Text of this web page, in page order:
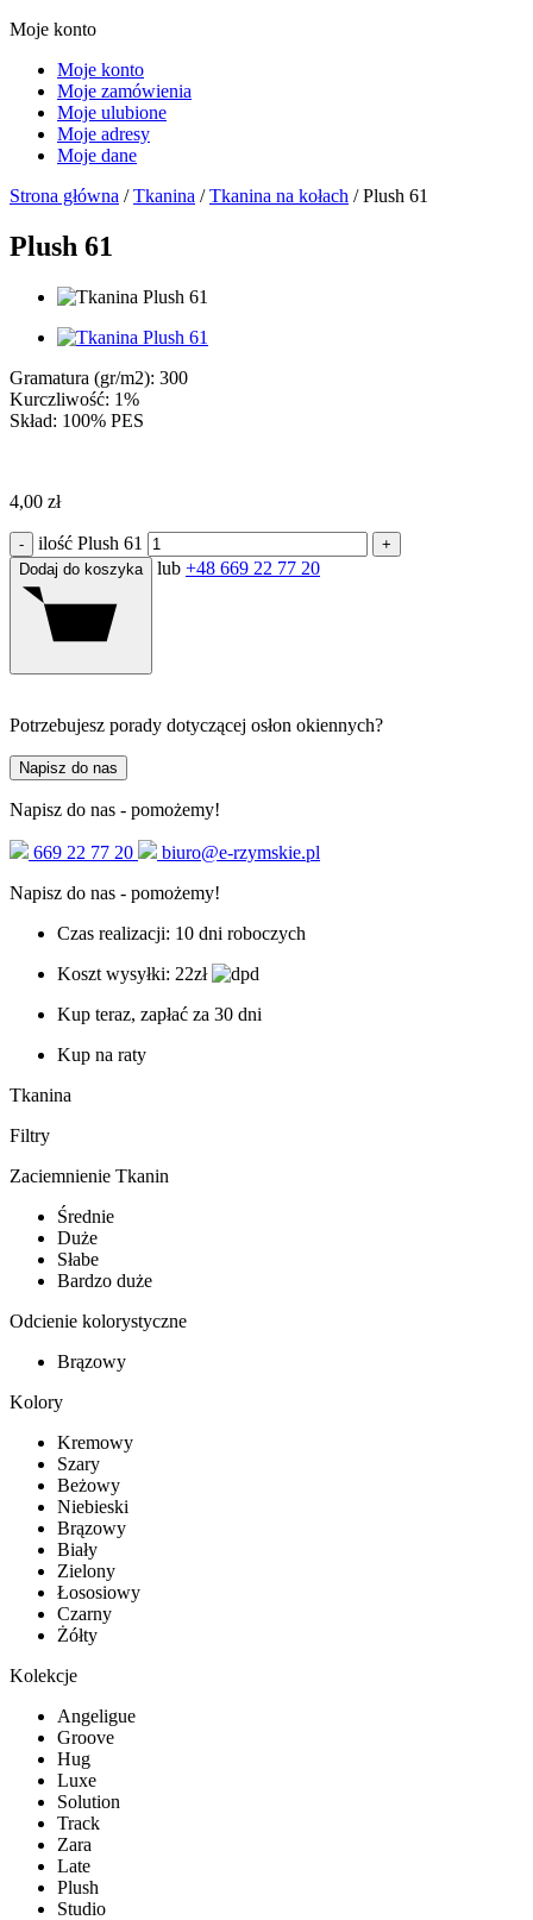
Moje konto
Moje konto
Moje zamówienia
Moje ulubione
Moje adresy
Moje dane
Strona główna /Tkanina /Tkanina na kołach / Plush 61
Plush 61
Gramatura (gr/m2): 300
Kurczliwość: 1%
Skład: 100% PES
4,00 zł
- ilość Plush 61
+
Dodaj do koszyka
lub +48 669 22 77 20
Potrzebujesz porady dotyczącej osłon okiennych?
Napisz do nas
Napisz do nas - pomożemy!
669 22 77 20
biuro@e-rzymskie.pl
Napisz do nas - pomożemy!
Czas realizacji: 10 dni roboczych
Koszt wysyłki: 22zł
Kup teraz, zapłać za 30 dni
Kup na raty
Tkanina
Filtry
Zaciemnienie Tkanin
Średnie
Duże
Słabe
Bardzo duże
Odcienie kolorystyczne
Brązowy
Kolory
Kremowy
Szary
Beżowy
Niebieski
Brązowy
Biały
Zielony
Łososiowy
Czarny
Żółty
Kolekcje
Angeligue
Groove
Hug
Luxe
Solution
Track
Zara
Late
Plush
Studio